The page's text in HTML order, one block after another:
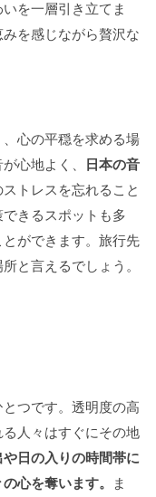
を一層引き立てま
を感じながら贅沢な
心の平穏を求める場
心地よく、 日本の音
トレスを忘れること
きるスポットも多
ができます。旅行先
と言えるでしょう。
つです。透明度の高
人々はすぐにその地
や日の入りの時間帯に
心を奪います。 ま